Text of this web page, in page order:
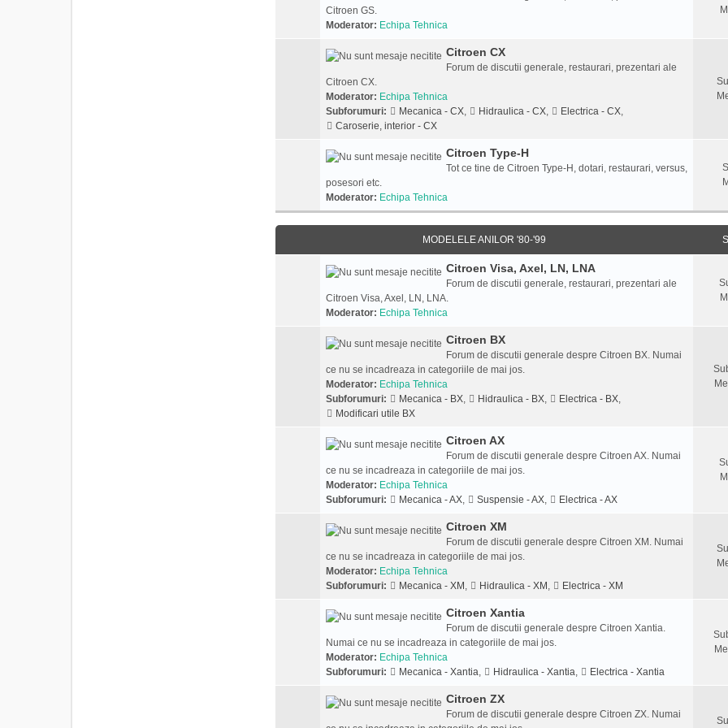
Citroen GS.
Moderator: Echipa Tehnica
Citroen CX
Forum de discutii generale, restaurari, prezentari ale
Citroen CX.
Moderator: Echipa Tehnica
Subforumuri:
Mecanica - CX, Hidraulica - CX, Electrica - CX,
Caroserie, interior - CX
Citroen Type-H
Tot ce tine de Citroen Type-H, dotari, restaurari, versus,
posesori etc.
Moderator: Echipa Tehnica
MODELELE ANILOR '80-'99
Citroen Visa, Axel, LN, LNA
Forum de discutii generale, restaurari, prezentari ale
Citroen Visa, Axel, LN, LNA.
Moderator: Echipa Tehnica
Citroen BX
Forum de discutii generale despre Citroen BX. Numai
ce nu se incadreaza in categoriile de mai jos.
Moderator: Echipa Tehnica
Subforumuri:
Mecanica - BX, Hidraulica - BX, Electrica - BX,
Modificari utile BX
Citroen AX
Forum de discutii generale despre Citroen AX. Numai
ce nu se incadreaza in categoriile de mai jos.
Moderator: Echipa Tehnica
Subforumuri:
Mecanica - AX, Suspensie - AX, Electrica - AX
Citroen XM
Forum de discutii generale despre Citroen XM. Numai
ce nu se incadreaza in categoriile de mai jos.
Moderator: Echipa Tehnica
Subforumuri:
Mecanica - XM , Hidraulica - XM , Electrica - XM
Citroen Xantia
Forum de discutii generale despre Citroen Xantia.
Numai ce nu se incadreaza in categoriile de mai jos.
Moderator: Echipa Tehnica
Subforumuri:
Mecanica - Xantia, Hidraulica - Xantia, Electrica - Xantia
Citroen ZX
Forum de discutii generale despre Citroen ZX. Numai